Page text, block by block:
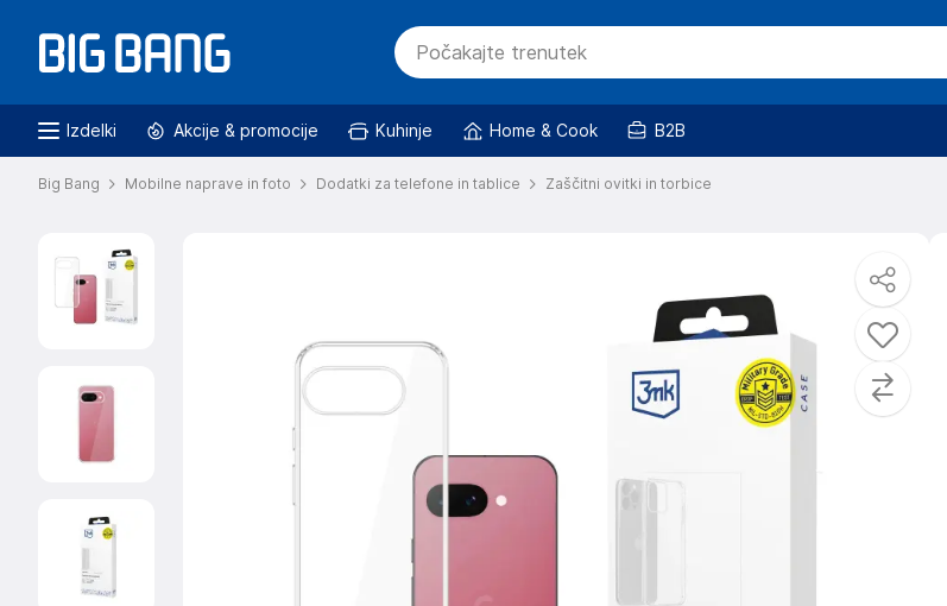
Izdelki Akcije & promocije Kuhinje Home & Cook B2B
Big Bang Mobilne naprave in foto Dodatki za telefone in tablice Zaščitni ovitki in torbice